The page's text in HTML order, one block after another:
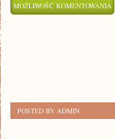
MOŻLIWOŚĆ KOMENTOWANIA
POSTED BY ADMIN